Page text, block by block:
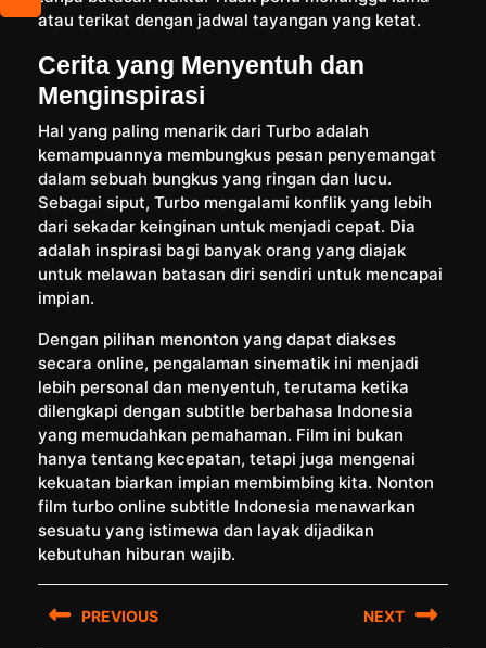
atau terikat dengan jadwal tayangan yang ketat.
Cerita yang Menyentuh dan
Menginspirasi
Hal yang paling menarik dari Turbo adalah
kemampuannya membungkus pesan penyemangat
dalam sebuah bungkus yang ringan dan lucu.
Sebagai siput, Turbo mengalami konflik yang lebih
dari sekadar keinginan untuk menjadi cepat. Dia
adalah inspirasi bagi banyak orang yang diajak
untuk melawan batasan diri sendiri untuk mencapai
impian.
Dengan pilihan menonton yang dapat diakses
secara online, pengalaman sinematik ini menjadi
lebih personal dan menyentuh, terutama ketika
dilengkapi dengan subtitle berbahasa Indonesia
yang memudahkan pemahaman. Film ini bukan
hanya tentang kecepatan, tetapi juga mengenai
kekuatan biarkan impian membimbing kita. Nonton
film turbo online subtitle Indonesia menawarkan
sesuatu yang istimewa dan layak dijadikan
kebutuhan hiburan wajib.
navigation
PREVIOUS NEXT